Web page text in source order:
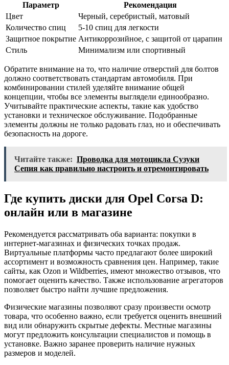
Параметр
Рекомендация
Цвет
Черный, серебристый, матовый
Количество спиц
5-10 спиц для легкости
Защитное покрытие Антикоррозийное, с защитой от царапин
Стиль
Минимализм или спортивный
Обратите внимание на то, что наличие отверстий для болтов
должно соответствовать стандартам автомобиля. При
комбинировании стилей уделяйте внимание общей
концепции, чтобы все элементы выглядели единообразно.
Учитывайте практические аспекты, такие как удобство
установки и техническое обслуживание. Подобранные
элементы должны не только радовать глаз, но и обеспечивать
безопасность на дороге.
Читайте также: Проводка для мотоцикла Сузуки
Сепия как правильно настроить и отремонтировать
Где купить диски для Opel Corsa D:
онлайн или в магазине
Рекомендуется рассматривать оба варианта: покупки в
интернет-магазинах и физических точках продаж.
Виртуальные платформы часто предлагают более широкий
ассортимент и возможность сравнения цен. Например, такие
сайты, как Ozon и Wildberries, имеют множество отзывов, что
помогает оценить качество. Также использование агрегаторов
позволяет быстро найти лучшие предложения.
Физические магазины позволяют сразу произвести осмотр
товара, что особенно важно, если требуется оценить внешний
вид или обнаружить скрытые дефекты. Местные магазины
могут предложить консультации специалистов и помощь в
установке. Важно заранее проверить наличие нужных
размеров и моделей.